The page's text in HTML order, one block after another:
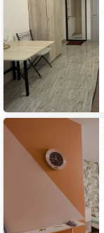
Мини-
отель
Хадсон
Гончарной